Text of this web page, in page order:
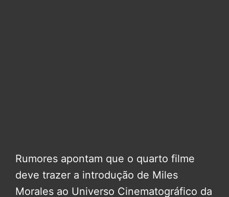
Rumores apontam que o quarto filme
deve trazer a introdução de Miles
Morales ao Universo Cinematográfico da